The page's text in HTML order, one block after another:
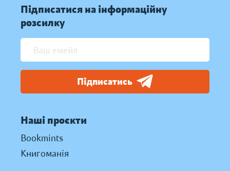
Підписатися на інформаційну
розсилку
Підписатись
Наші проєкти
Bookmints
Книгоманія